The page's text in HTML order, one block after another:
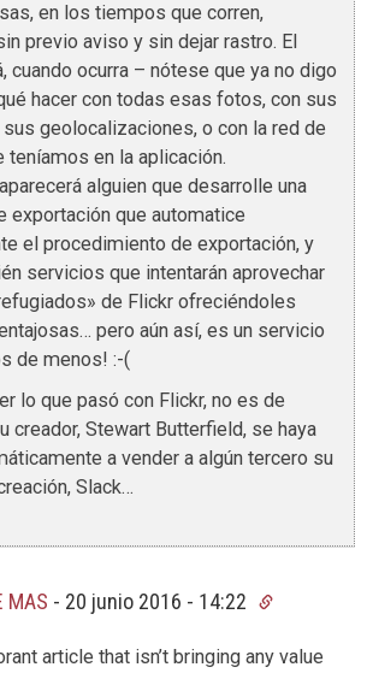
en los tiempos que corren,
previo aviso y sin dejar rastro. El
cuando ocurra – nótese que ya no digo
hacer con todas esas fotos, con sus
geolocalizaciones, o con la red de
teníamos en la aplicación.
alguien que desarrolle una
exportación que automatice
el procedimiento de exportación, y
servicios que intentarán aprovechar
de Flickr ofreciéndoles
pero aún así, es un servicio
de menos! :-(
lo que pasó con Flickr, no es de
creador, Stewart Butterfield, se haya
a vender a algún tercero su
Slack…
MAS - 20 junio 2016 - 14:22
article that isn’t bringing any value